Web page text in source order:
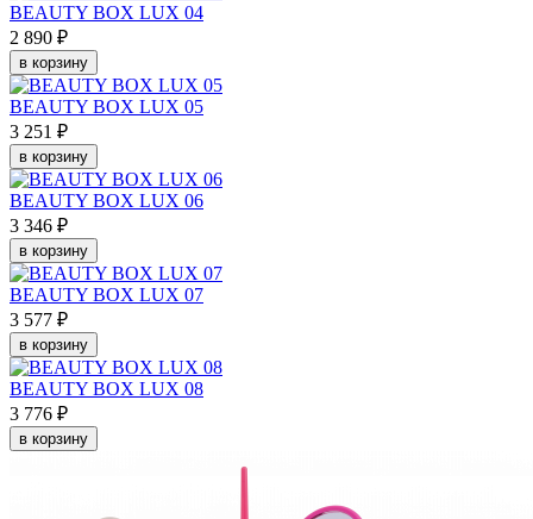
BEAUTY BOX LUX 04
2 890 ₽
в корзину
BEAUTY BOX LUX 05
3 251 ₽
в корзину
BEAUTY BOX LUX 06
3 346 ₽
в корзину
BEAUTY BOX LUX 07
3 577 ₽
в корзину
BEAUTY BOX LUX 08
3 776 ₽
в корзину